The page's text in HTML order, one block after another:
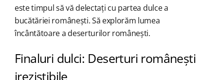
este timpul să vă delectați cu partea dulce a
bucătăriei românești. Să explorăm lumea
încântătoare a deserturilor românești.
Finaluri dulci: Deserturi românești
irezistibile